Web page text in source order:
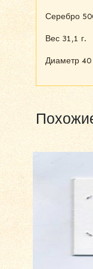
Серебро
Вес 31,1 г.
Диаметр